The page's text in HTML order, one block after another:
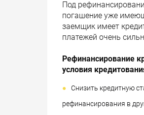
Под
погашение уже
заемщик имеет
платежей очень
Рефинансирование
условия
Снизить кредитную
рефинансирования в